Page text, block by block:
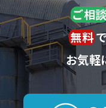
ご相
無料
お気軽